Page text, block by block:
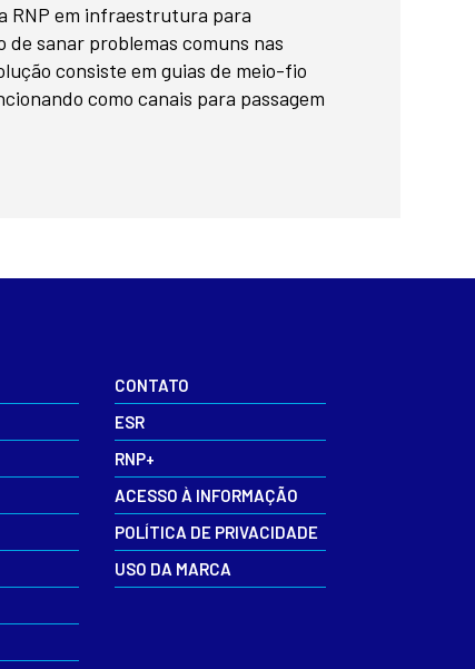
RNP em infraestrutura para
sanar problemas comuns nas
consiste em guias de meio-fio
como canais para passagem
CONTATO
ESR
RNP+
ACESSO À INFORMAÇÃO
POLÍTICA DE PRIVACIDADE
USO DA MARCA